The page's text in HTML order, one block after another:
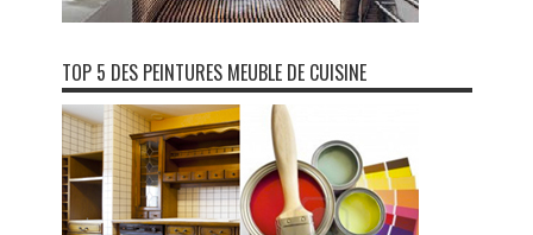
TOP 5 DES PEINTURES MEUBLE DE CUISINE